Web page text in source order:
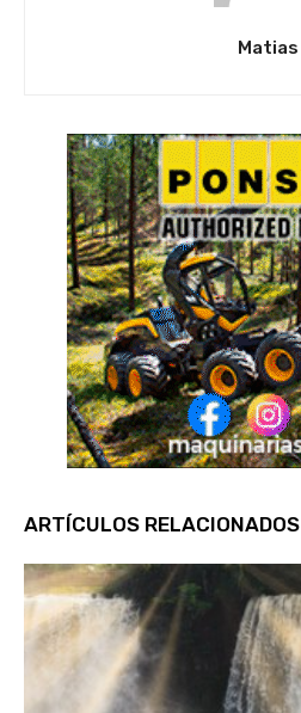
Matias
ARTÍCULOS RELACIONADOS